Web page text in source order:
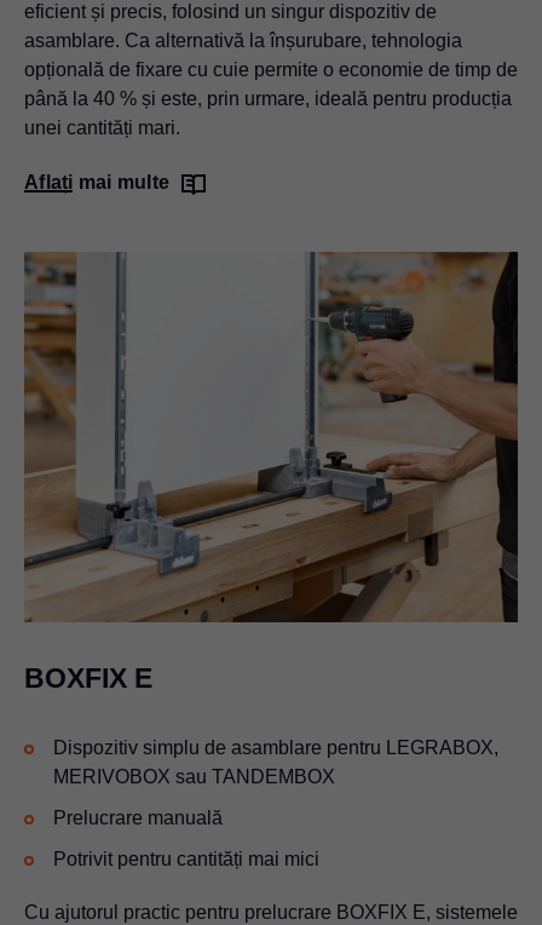
eficient și precis, folosind un singur dispozitiv de
asamblare. Ca alternativă la înșurubare, tehnologia
opțională de fixare cu cuie permite o economie de timp de
până la 40 % și este, prin urmare, ideală pentru producția
unei cantități mari.
Aflați mai multe
BOXFIX E
Dispozitiv simplu de asamblare pentru LEGRABOX,
MERIVOBOX sau TANDEMBOX
Prelucrare manuală
Potrivit pentru cantități mai mici
Cu ajutorul practic pentru prelucrare BOXFIX E, sistemele